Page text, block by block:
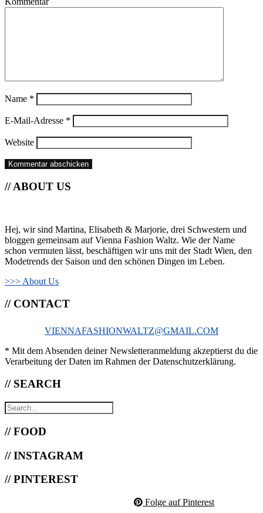
Name *
E-Mail-Adresse *
Website
// ABOUT US
Hej, wir sind Martina, Elisabeth & Marjorie, drei Schwestern und
bloggen gemeinsam auf Vienna Fashion Waltz. Wie der Name
schon vermuten lässt, beschäftigen wir uns mit der Stadt Wien, den
Modetrends der Saison und den schönen Dingen im Leben.
>>> About Us
// CONTACT
VIENNAFASHIONWALTZ@GMAIL.COM
* Mit dem Absenden deiner Newsletteranmeldung akzeptierst du die
Verarbeitung der Daten im Rahmen der Datenschutzerklärung.
// SEARCH
// FOOD
// INSTAGRAM
// PINTEREST
Folge auf Pinterest